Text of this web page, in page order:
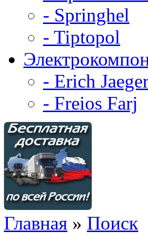
- Springhel
- Tiptopol
- Erich
- Freios Farj
Главная » Поиск